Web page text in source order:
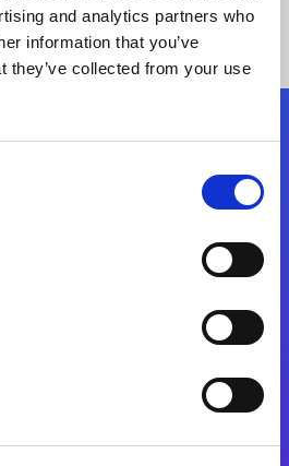
and analytics partners who
information that you’ve
they’ve collected from your use